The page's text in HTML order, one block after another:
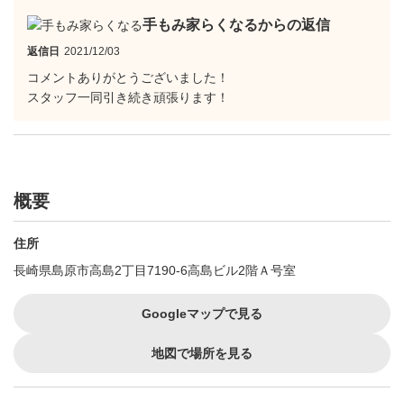
手もみ家らくなるからの返信
返信日 2021/12/03
コメントありがとうございました！
スタッフ一同引き続き頑張ります！
概要
住所
長崎県島原市高島2丁目7190-6高島ビル2階Ａ号室
Googleマップで見る
地図で場所を見る